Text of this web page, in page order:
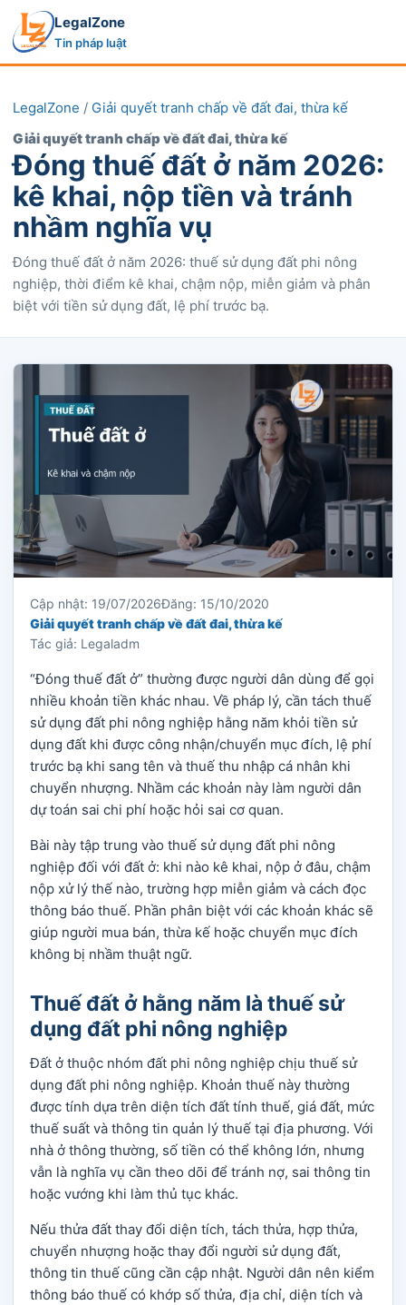
LegalZone
Tin pháp luật
LegalZone / Giải quyết tranh chấp về đất đai, thừa kế
Giải quyết tranh chấp về đất đai, thừa kế
Đóng thuế đất ở năm 2026:
kê khai, nộp tiền và tránh
nhầm nghĩa vụ
Đóng thuế đất ở năm 2026: thuế sử dụng đất phi nông
nghiệp, thời điểm kê khai, chậm nộp, miễn giảm và phân
biệt với tiền sử dụng đất, lệ phí trước bạ.
Cập nhật: 19/07/2026Đăng: 15/10/2020
Giải quyết tranh chấp về đất đai, thừa kế
Tác giả: Legaladm
“Đóng thuế đất ở” thường được người dân dùng để gọi
nhiều khoản tiền khác nhau. Về pháp lý, cần tách thuế
sử dụng đất phi nông nghiệp hằng năm khỏi tiền sử
dụng đất khi được công nhận/chuyển mục đích, lệ phí
trước bạ khi sang tên và thuế thu nhập cá nhân khi
chuyển nhượng. Nhầm các khoản này làm người dân
dự toán sai chi phí hoặc hỏi sai cơ quan.
Bài này tập trung vào thuế sử dụng đất phi nông
nghiệp đối với đất ở: khi nào kê khai, nộp ở đâu, chậm
nộp xử lý thế nào, trường hợp miễn giảm và cách đọc
thông báo thuế. Phần phân biệt với các khoản khác sẽ
giúp người mua bán, thừa kế hoặc chuyển mục đích
không bị nhầm thuật ngữ.
Thuế đất ở hằng năm là thuế sử
dụng đất phi nông nghiệp
Đất ở thuộc nhóm đất phi nông nghiệp chịu thuế sử
dụng đất phi nông nghiệp. Khoản thuế này thường
được tính dựa trên diện tích đất tính thuế, giá đất, mức
thuế suất và thông tin quản lý thuế tại địa phương. Với
nhà ở thông thường, số tiền có thể không lớn, nhưng
vẫn là nghĩa vụ cần theo dõi để tránh nợ, sai thông tin
hoặc vướng khi làm thủ tục khác.
Nếu thửa đất thay đổi diện tích, tách thửa, hợp thửa,
chuyển nhượng hoặc thay đổi người sử dụng đất,
thông tin thuế cũng cần cập nhật. Người dân nên kiểm
thông báo thuế có khớp số thửa, địa chỉ, diện tích và